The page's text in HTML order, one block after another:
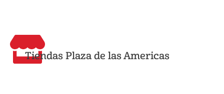
Tiendas Plaza de las Americas